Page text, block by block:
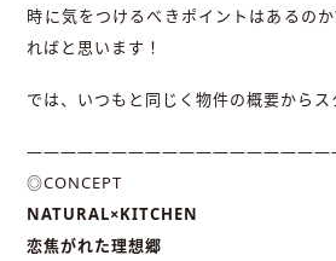
時に気をつけるべきポイントはあるの
ればと思います！
では、いつもと同じく物件の概要からス
◎CONCEPT
NATURAL×KITCHEN
恋焦がれた理想郷